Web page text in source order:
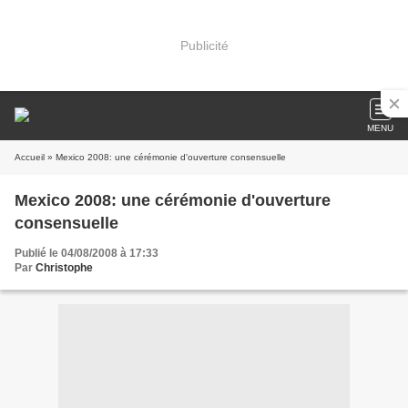
Publicité
MENU
Accueil » Mexico 2008: une cérémonie d'ouverture consensuelle
Mexico 2008: une cérémonie d'ouverture
consensuelle
Publié le 04/08/2008 à 17:33
Par Christophe